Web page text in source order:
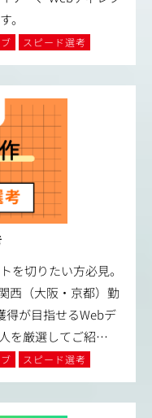
。
スピード選考
を切りたい方必見。
西（大阪・京都）勤
得が目指せるWebデ
を厳選してご紹…
スピード選考